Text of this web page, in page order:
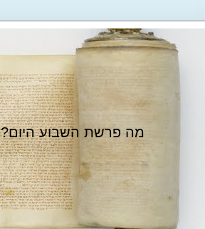
מה פרשת השבוע היום?